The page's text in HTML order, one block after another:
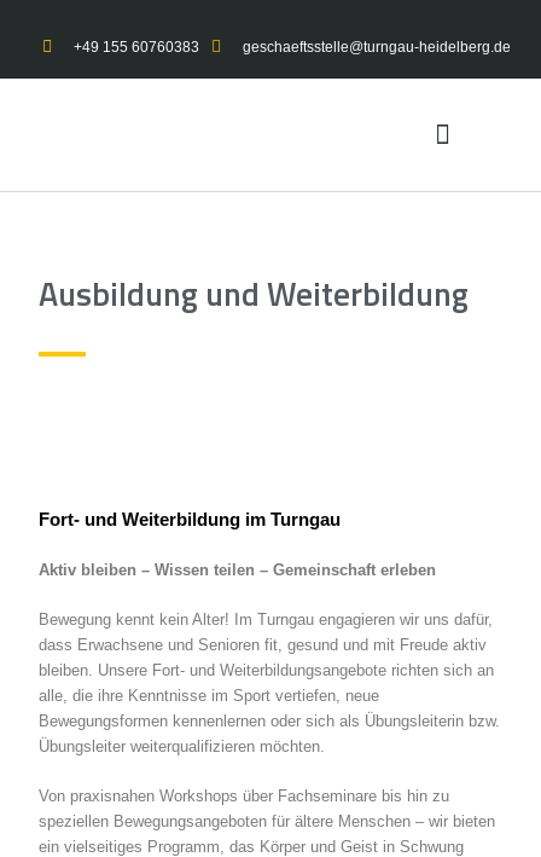
+49 155 60760383 geschaeftsstelle@turngau-heidelberg.de
Ausbildung und Weiterbildung
Fort- und Weiterbildung im Turngau
Aktiv bleiben – Wissen teilen – Gemeinschaft erleben
Bewegung kennt kein Alter! Im Turngau engagieren wir uns dafür,
dass Erwachsene und Senioren fit, gesund und mit Freude aktiv
bleiben. Unsere Fort- und Weiterbildungsangebote richten sich an
alle, die ihre Kenntnisse im Sport vertiefen, neue
Bewegungsformen kennenlernen oder sich als Übungsleiterin bzw.
Übungsleiter weiterqualifizieren möchten.
Von praxisnahen Workshops über Fachseminare bis hin zu
speziellen Bewegungsangeboten für ältere Menschen – wir bieten
ein vielseitiges Programm, das Körper und Geist in Schwung